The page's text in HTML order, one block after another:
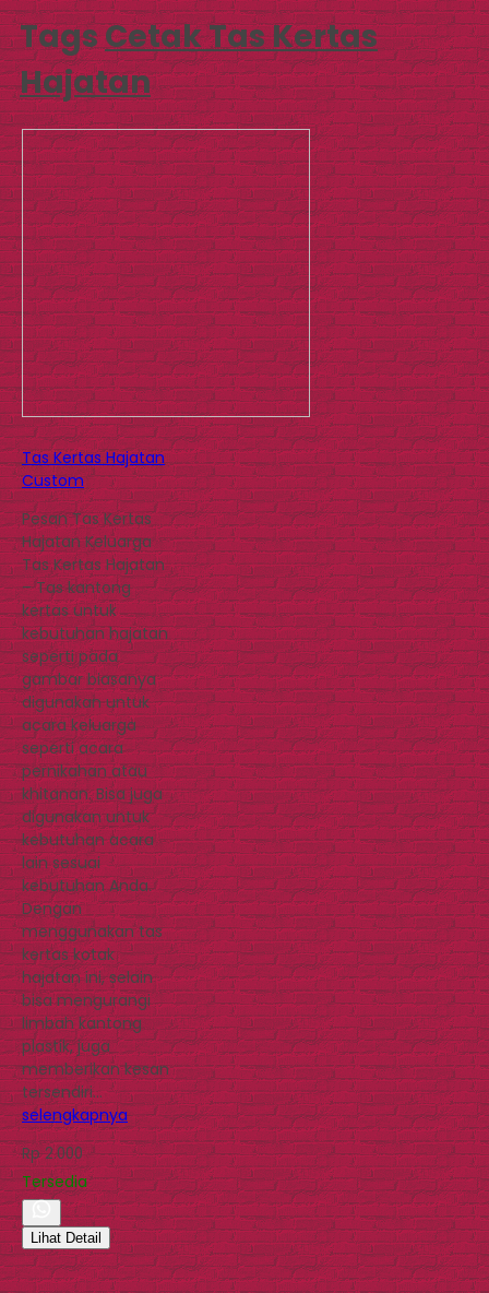
TagsCetak Tas Kertas
Hajatan
Tas Kertas Hajatan
Custom
Pesan Tas Kertas
Hajatan Keluarga
Tas Kertas Hajatan
– Tas kantong
kertas untuk
kebutuhan hajatan
seperti pada
gambar biasanya
digunakan untuk
acara keluarga
seperti acara
pernikahan atau
khitanan. Bisa juga
digunakan untuk
kebutuhan acara
lain sesuai
kebutuhan Anda.
Dengan
menggunakan tas
kertas kotak
hajatan ini, selain
bisa mengurangi
limbah kantong
plastik, juga
memberikan kesan
tersendiri…
selengkapnya
Rp 2.000
Tersedia
Lihat Detail